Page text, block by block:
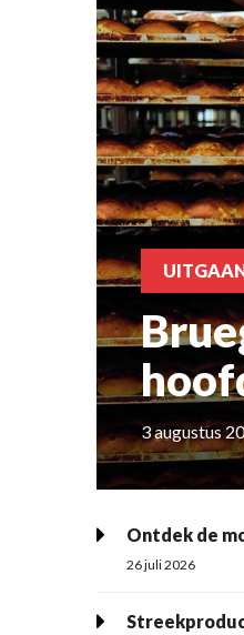
3 augustus
Ontdek de
26 juli 2026